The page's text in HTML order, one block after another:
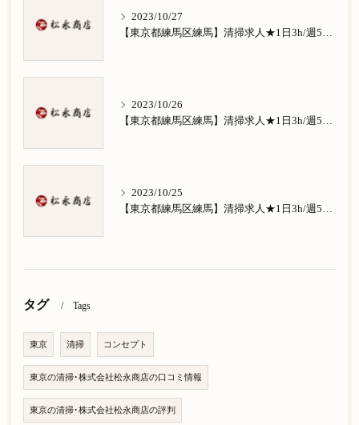
2023/10/27
【東京都練馬区練馬】清掃求人★1日3h/週5日/祝日お休み★谷原在住の方歓迎
2023/10/26
【東京都練馬区練馬】清掃求人★1日3h/週5日/祝日お休み★南田中在住の方歓迎
2023/10/25
【東京都練馬区練馬】清掃求人★1日3h/週5日/祝日お休み★南大泉在住の方歓迎
タグ Tags
東京 清掃 コンセプト
東京の清掃･株式会社松永商店の口コミ情報
東京の清掃･株式会社松永商店の評判